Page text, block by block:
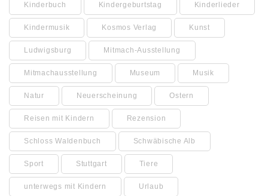
Kinderbuch Kindergeburtstag Kinderlieder
Kindermusik Kosmos Verlag Kunst
Ludwigsburg Mitmach-Ausstellung
Mitmachausstellung Museum Musik
Natur Neuerscheinung Ostern
Reisen mit Kindern Rezension
Schloss Waldenbuch Schwäbische Alb
Sport Stuttgart Tiere
unterwegs mit Kindern Urlaub